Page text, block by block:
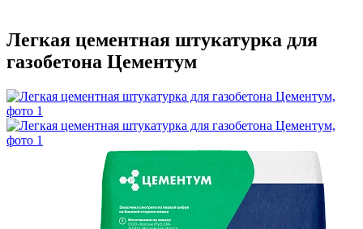
Легкая цементная штукатурка для
газобетона Цементум